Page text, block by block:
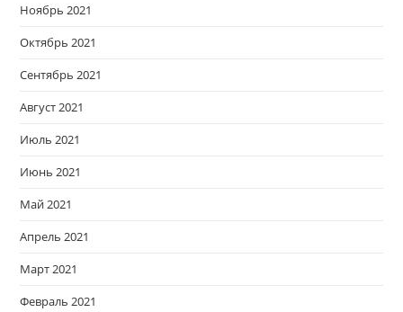
Ноябрь 2021
Октябрь 2021
Сентябрь 2021
Август 2021
Июль 2021
Июнь 2021
Май 2021
Апрель 2021
Март 2021
Февраль 2021